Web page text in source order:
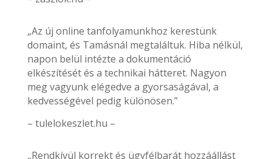
„Az új online tanfolyamunkhoz kerestünk
domaint, és Tamásnál megtaláltuk. Hiba nélkül,
napon belül intézte a dokumentáció
elkészítését és a technikai hátteret. Nagyon
meg vagyunk elégedve a gyorsaságával, a
kedvességével pedig különösen.”
– tulelokeszlet.hu –
„Rendkívül korrekt és ügyfélbarát hozzáállást